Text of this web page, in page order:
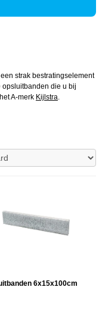
strak bestratingselement
opsluitbanden die u bij
A-merk Kijlstra.
6x15x100cm